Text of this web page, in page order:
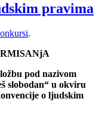
pravima
.
pod nazivom
slobodan“ u okviru
o ljudskim